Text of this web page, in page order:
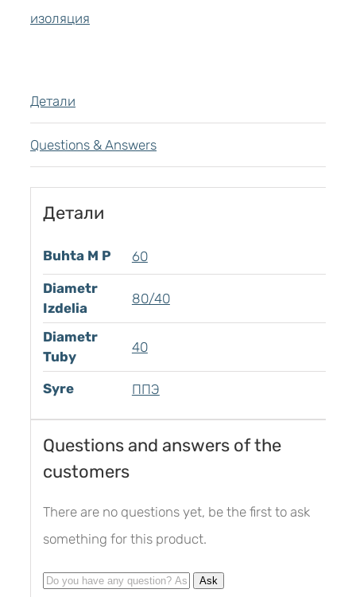
изоляция
Детали
Questions & Answers
Детали
Buhta M P
60
Diametr
Izdelia
80/40
Diametr
Tuby
40
Syre ППЭ
Questions and answers of the
customers
There are no questions yet, be the first to ask
something for this product.